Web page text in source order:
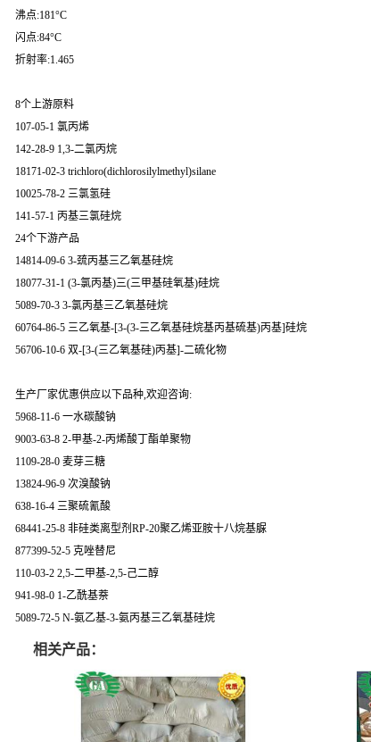
沸点:181°C
闪点:84°C
折射率:1.465
8个上游原料
107-05-1 氯丙烯
142-28-9 1,3-二氯丙烷
18171-02-3 trichloro(dichlorosilylmethyl)silane
10025-78-2 三氯氢硅
141-57-1 丙基三氯硅烷
24个下游产品
14814-09-6 3-巯丙基三乙氧基硅烷
18077-31-1 (3-氯丙基)三(三甲基硅氧基)硅烷
5089-70-3 3-氯丙基三乙氧基硅烷
60764-86-5 三乙氧基-[3-(3-三乙氧基硅烷基丙基硫基)丙基]硅烷
56706-10-6 双-[3-(三乙氧基硅)丙基]-二硫化物
生产厂家优惠供应以下品种,欢迎咨询:
5968-11-6 一水碳酸钠
9003-63-8 2-甲基-2-丙烯酸丁酯单聚物
1109-28-0 麦芽三糖
13824-96-9 次溴酸钠
638-16-4 三聚硫氰酸
68441-25-8 非硅类离型剂RP-20聚乙烯亚胺十八烷基脲
877399-52-5 克唑替尼
110-03-2 2,5-二甲基-2,5-己二醇
941-98-0 1-乙酰基萘
5089-72-5 N-氨乙基-3-氨丙基三乙氧基硅烷
相关产品：